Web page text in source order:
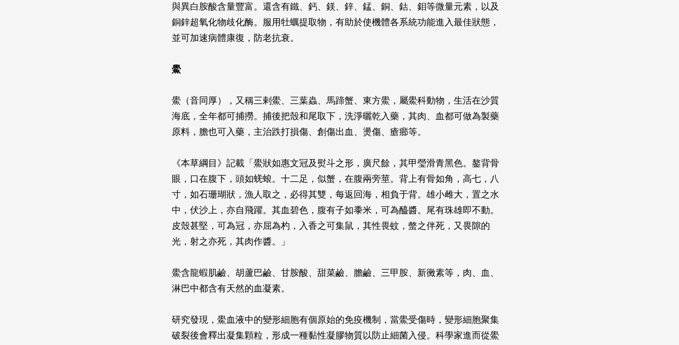
與異白胺酸含量豐富。還含有鐵、鈣、鎂、鋅、錳、銅、鈷、鉬等微量元素，以及
銅鋅超氧化物歧化酶。服用牡蠣提取物，有助於使機體各系統功能進入最佳狀態，
並可加速病體康復，防老抗衰。
鱟
鱟（音同厚），又稱三剌鱟、三葉蟲、馬蹄蟹、東方鱟，屬鱟科動物，生活在沙質
海底，全年都可捕撈。捕後把殼和尾取下，洗淨曬乾入藥，其肉、血都可做為製藥
原料，膽也可入藥，主治跌打損傷、創傷出血、燙傷、瘡癤等。
《本草綱目》記載「鱟狀如惠文冠及熨斗之形，廣尺餘，其甲瑩滑青黑色。鏊背骨
眼，口在腹下，頭如蜣蜋。十二足，似蟹，在腹兩旁莖。背上有骨如角，高七，八
寸，如石珊瑚狀，漁人取之，必得其雙，每返回海，相負于背。雄小雌大，置之水
中，伏沙上，亦自飛躍。其血碧色，腹有子如黍米，可為醯醬。尾有珠雄即不動。
皮殼甚堅，可為冠，亦屈為杓，入香之可集鼠，其性畏蚊，螫之伴死，又畏隙的
光，射之亦死，其肉作醬。」
鱟含龍蝦肌鹼、胡蘆巴鹼、甘胺酸、甜菜鹼、膽鹼、三甲胺、新黴素等，肉、血、
淋巴中都含有天然的血凝素。
研究發現，鱟血液中的變形細胞有個原始的免疫機制，當鱟受傷時，變形細胞聚集
破裂後會釋出凝集顆粒，形成一種黏性凝膠物質以防止細菌入侵。科學家進而從鱟